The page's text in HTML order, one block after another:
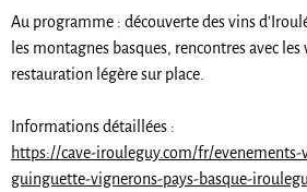
Au programme : découverte des vins
les montagnes basques, rencontres avec
restauration légère sur place.
Informations détaillées :
https://cave-irouleguy.com/fr/evenements-
guinguette-vignerons-pays-basque-